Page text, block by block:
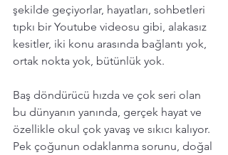
şekilde geçiyorlar, hayatları, sohbetleri
tıpkı bir Youtube videosu gibi, alakasız
kesitler, iki konu arasında bağlantı yok,
ortak nokta yok, bütünlük yok.
Baş döndürücü hızda ve çok seri olan
bu dünyanın yanında, gerçek hayat ve
özellikle okul çok yavaş ve sıkıcı kalıyor.
Pek çoğunun odaklanma sorunu, doğal